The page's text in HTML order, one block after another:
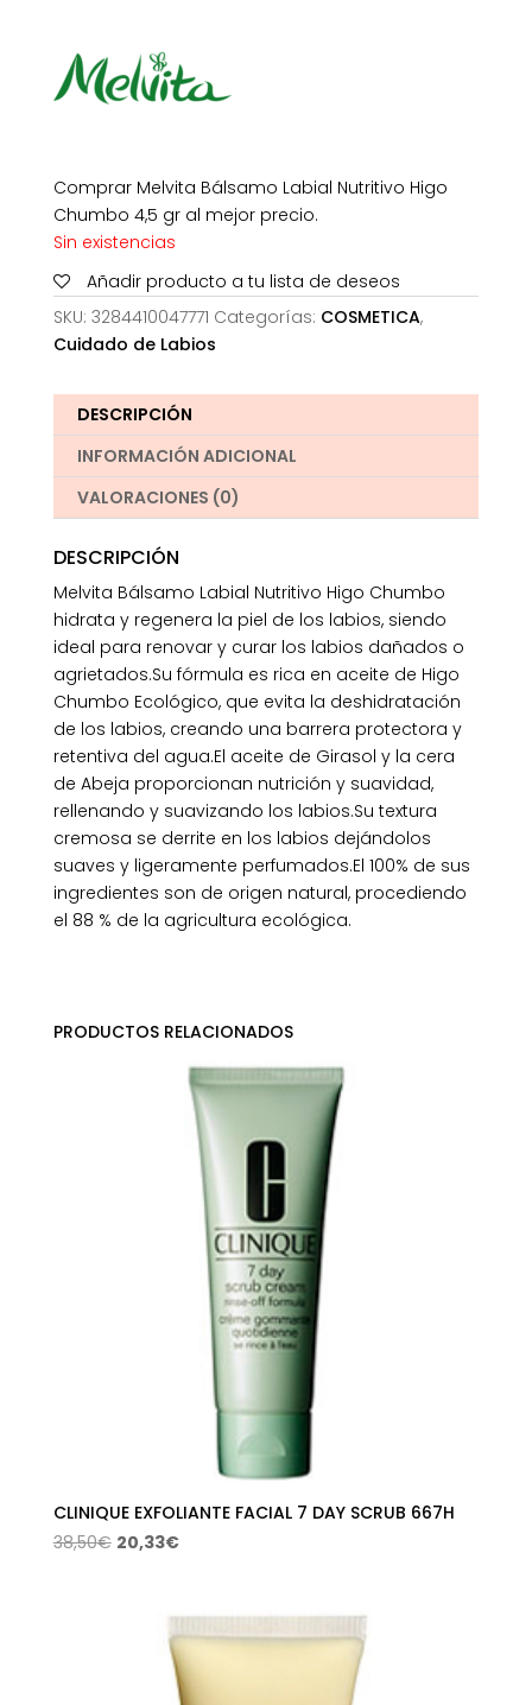
7,50€.
Comprar Melvita Bálsamo Labial Nutritivo Higo
Chumbo 4,5 gr al mejor precio.
Sin existencias
Añadir producto a tu lista de deseos
SKU: 3284410047771 Categorías: COSMETICA,
Cuidado de Labios
DESCRIPCIÓN
INFORMACIÓN ADICIONAL
VALORACIONES (0)
DESCRIPCIÓN
Melvita Bálsamo Labial Nutritivo Higo Chumbo
hidrata y regenera la piel de los labios, siendo
ideal para renovar y curar los labios dañados o
agrietados.Su fórmula es rica en aceite de Higo
Chumbo Ecológico, que evita la deshidratación
de los labios, creando una barrera protectora y
retentiva del agua.El aceite de Girasol y la cera
de Abeja proporcionan nutrición y suavidad,
rellenando y suavizando los labios.Su textura
cremosa se derrite en los labios dejándolos
suaves y ligeramente perfumados.El 100% de sus
ingredientes son de origen natural, procediendo
el 88 % de la agricultura ecológica.
PRODUCTOS RELACIONADOS
CLINIQUE EXFOLIANTE FACIAL 7 DAY SCRUB 667H
38,50€ El
38,50€.
20,33€El
es:
20,33€.